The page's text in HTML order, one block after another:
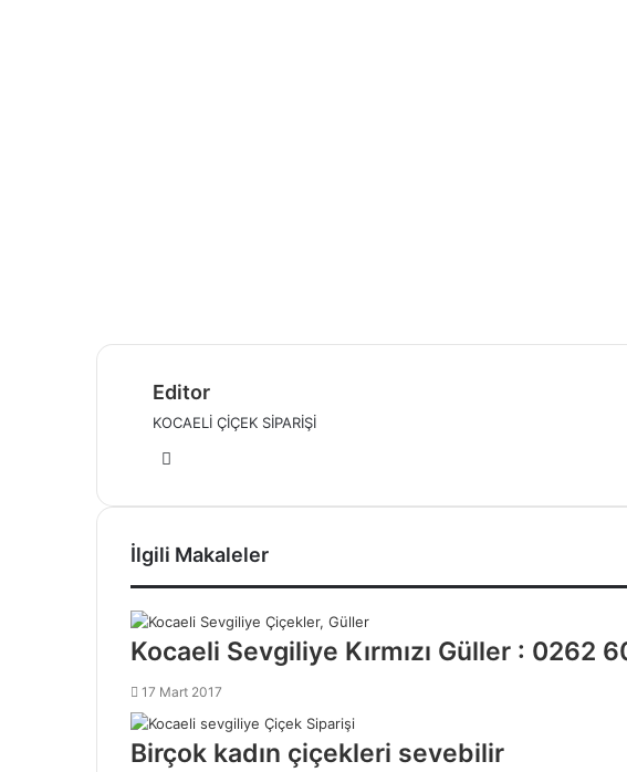
Editor
KOCAELİ ÇİÇEK SİPARİŞİ
b
t
e
s
İlgili Makaleler
Kocaeli Sevgiliye Kırmızı Güller : 0262
17 Mart 2017
Birçok kadın çiçekleri sevebilir